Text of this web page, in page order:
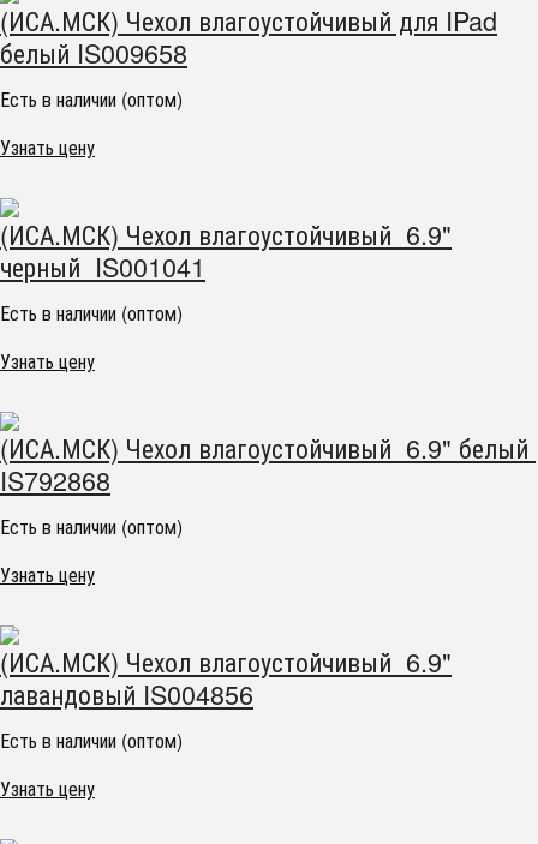
(ИСА.МСК) Чехол влагоустойчивый для IPad
белый IS009658
Есть в наличии (оптом)
Узнать цену
(ИСА.МСК) Чехол влагоустойчивый 6.9"
черный IS001041
Есть в наличии (оптом)
Узнать цену
(ИСА.МСК) Чехол влагоустойчивый 6.9" белый
IS792868
Есть в наличии (оптом)
Узнать цену
(ИСА.МСК) Чехол влагоустойчивый 6.9"
лавандовый IS004856
Есть в наличии (оптом)
Узнать цену